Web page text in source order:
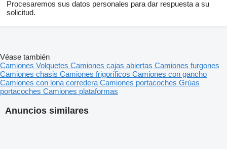
Procesaremos sus datos personales para dar respuesta a su
solicitud.
Anuncios similares
Véase también
Camiones Volquetes Camiones cajas abiertas Camiones furgones
Camiones chasis Camiones frigoríficos Camiones con gancho
Camiones con lona corredera Camiones portacoches Grúas
portacoches Camiones plataformas